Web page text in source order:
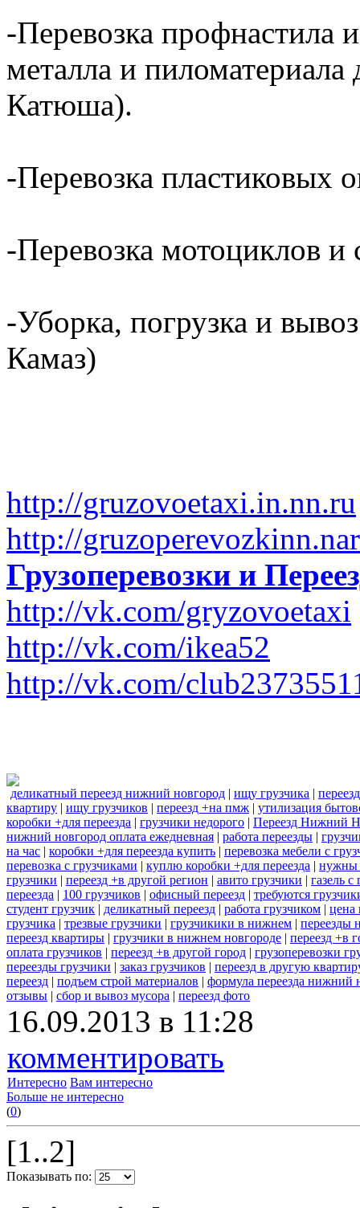
-Перевозка профнастила
металла и
Катюша).
-Перевозка пластиковых
-Перевозка мотоциклов и
-Уборка, погрузка и
Камаз)
http://gruzovoetaxi.in.nn.ru
http://
Грузоперевозки и
http://vk.com/gryzovoetaxi
http://vk.com/ikea52
http://vk.com/
деликатный переезд нижний новгород | ищу грузчика |
квартиру | ищу грузчиков | переезд +на пмж | утилизация
коробки +для переезда | грузчики недорого | Переезд Нижний
нижний новгород оплата ежедневная | работа переезды |
на час | коробки +для переезда купить | перевозка мебели с
перевозка с грузчиками | куплю коробки +для переезда | нужны
грузчики | переезд +в другой регион | авито грузчики | газель с
переезда | 100 грузчиков | офисный переезд | требуются
студент грузчик | деликатный переезд | работа грузчиком | цена
грузчика | трезвые грузчики | грузчикики в нижнем | переезды
переезд квартиры | грузчики в нижнем новгороде | переезд +в
оплата грузчиков | переезд +в другой город | грузоперевозки
переезды грузчики | заказ грузчиков | переезд в другую
переезд | подъем строй материалов | формула переезда нижний
отзывы | сбор и вывоз мусора | переезд фото
16.09.2013 в 11:28
комментировать
Интересно Вам интересно
Больше не интересно
(0)
[1..2]
Показывать по: